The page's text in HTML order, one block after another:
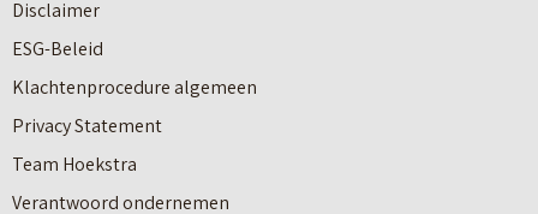
het uitvoeren van de meting.
k
e
l
a
a
a
x
e
r
e
Disclaimer
ESG-Beleid
Klachtenprocedure algemeen
Privacy Statement
Team Hoekstra
Verantwoord ondernemen